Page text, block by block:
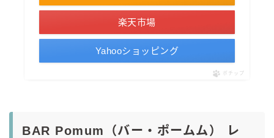
楽天市場
Yahooショッピング
ポチップ
BAR Pomum（バー・ポームム） レ